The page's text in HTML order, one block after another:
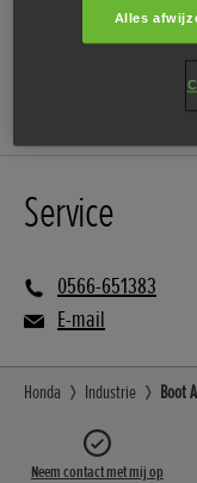
ONTVANG EEN
Service
0566-651383
E-mail
Honda Industrie Boot
Neem contact met mij op
Alles